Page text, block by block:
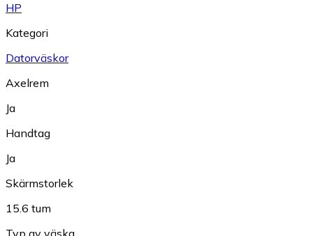
HP
Kategori
Datorväskor
Axelrem
Ja
Handtag
Ja
Skärmstorlek
15.6 tum